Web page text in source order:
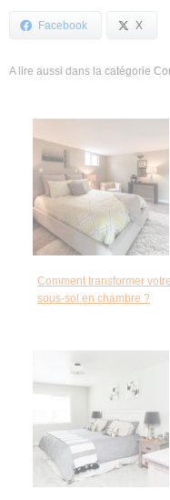
Facebook X
A lire aussi dans la catégorie
Comment transformer votre
sous-sol en chambre ?